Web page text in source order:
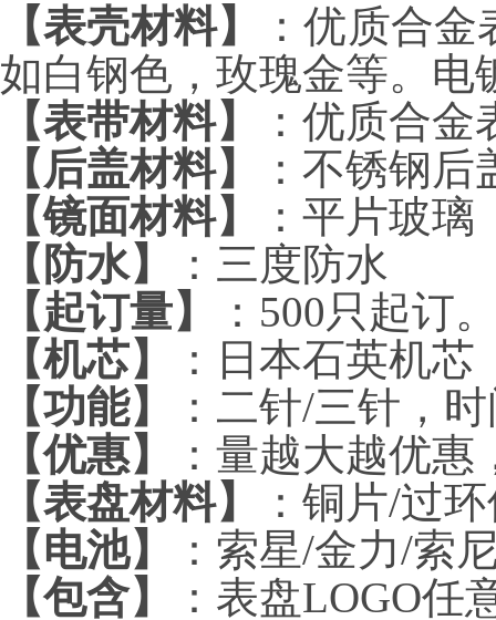
【表壳材料】
：优质合
如白钢色，玫瑰金等。电
【表带材料】
：优质合
【后盖材料】
：不锈钢后
【镜面材料】
：平片玻璃
【防水】
：三度防水
【起订量】
：500只起订
【机芯】
：日本石英机芯
【功能】
：二针/三针，
【优惠】
：量越大越优
【表盘材料】
：铜片/过
【电池】
：索星/金力/索
【包含】
：表盘LOGO